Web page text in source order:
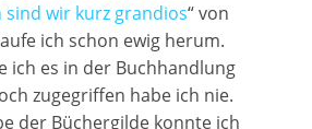
sind wir kurz grandios“ von
ich schon ewig herum.
ich es in der Buchhandlung
zugegriffen habe ich nie.
der Büchergilde konnte ich